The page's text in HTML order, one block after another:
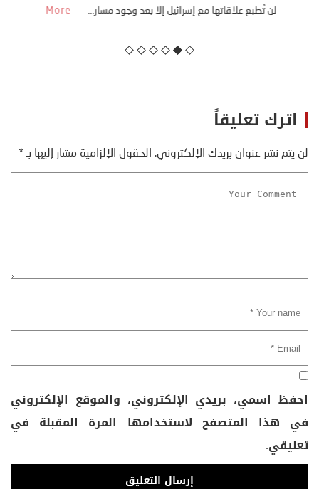
معارضته للحرب، وذلك بعد أن شنّ الرئيس الأم...
More
اترك تعليقاً
لن يتم نشر عنوان بريدك الإلكتروني. الحقول الإلزامية مشار إليها بـ*
احفظ اسمي، بريدي الإلكتروني، والموقع الإلكتروني
في هذا المتصفح لاستخدامها المرة المقبلة في
تعليقي.